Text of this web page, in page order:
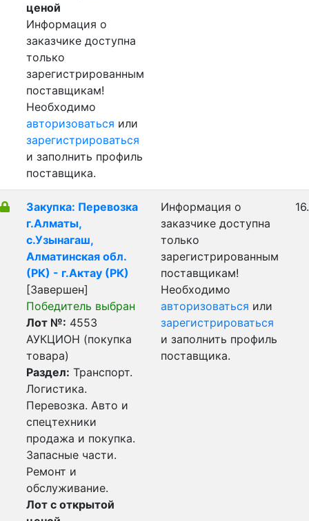
ценой
Информация о
заказчике доступна
только
зарегистрированным
поставщикам!
Необходимо
авторизоваться или
зарегистрироваться
и заполнить профиль
поставщика.
Закупка: Перевозка
г.Алматы,
с.Узынагаш,
Алматинская обл.
(РК) - г.Актау (РК)
[Завершен]
Победитель выбран
Лот №: 4553
АУКЦИОН (покупка
товара)
Раздел: Транспорт.
Логистика.
Перевозка. Авто и
спецтехники
продажа и покупка.
Запасные части.
Ремонт и
обслуживание.
Лот с открытой
Информация о
заказчике доступна
только
зарегистрированным
поставщикам!
Необходимо
авторизоваться или
зарегистрироваться
и заполнить профиль
поставщика.